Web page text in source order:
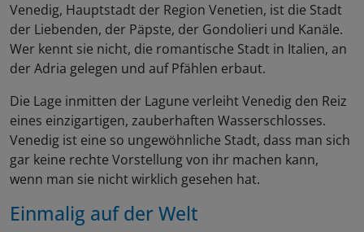
Venedig, Hauptstadt der Region Venetien, ist die Stadt
der Liebenden, der Päpste, der Gondolieri und Kanäle.
Wer kennt sie nicht, die romantische Stadt in Italien, an
der Adria gelegen und auf Pfählen erbaut.
Die Lage inmitten der Lagune verleiht Venedig den Reiz
eines einzigartigen, zauberhaften Wasserschlosses.
Venedig ist eine so ungewöhnliche Stadt, dass man sich
gar keine rechte Vorstellung von ihr machen kann,
wenn man sie nicht wirklich gesehen hat.
Einmalig auf der Welt